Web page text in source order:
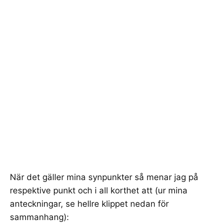
När det gäller mina synpunkter så menar jag på
respektive punkt och i all korthet att (ur mina
anteckningar, se hellre klippet nedan för
sammanhang):